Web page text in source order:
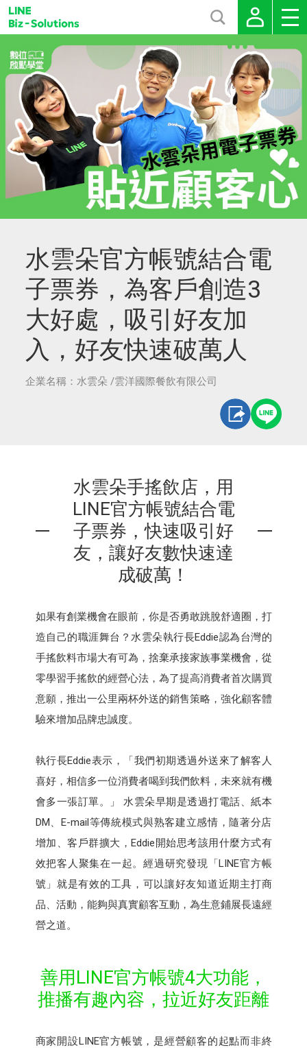
水雲朵官方帳號結合電
子票券，為客戶創造3
大好處，吸引好友加
入，好友快速破萬人
企業名稱：水雲朵 /雲洋國際餐飲有限公司
水雲朵手搖飲店，用
LINE官方帳號結合電
子票券，快速吸引好
友，讓好友數快速達
成破萬！
如果有創業機會在眼前，你是否勇敢跳脫舒適圈，打
造自己的職涯舞台？水雲朵執行長Eddie認為台灣的
手搖飲料市場大有可為，捨棄承接家族事業機會，從
零學習手搖飲的經營心法，為了提高消費者首次購買
意願，推出一公里兩杯外送的銷售策略，強化顧客體
驗來增加品牌忠誠度。
執行長Eddie表示，「我們初期透過外送來了解客人
喜好，相信多一位消費者喝到我們飲料，未來就有機
會多一張訂單。」 水雲朵早期是透過打電話、紙本
DM、E-mail等傳統模式與熟客建立感情，隨著分店
增加、客戶群擴大，Eddie開始思考該用什麼方式有
效把客人聚集在一起。經過研究發現「LINE官方帳
號」就是有效的工具，可以讓好友知道近期主打商
品、活動，能夠與真實顧客互動，為生意鋪展長遠經
營之道。
善用LINE官方帳號4大功能，
推播有趣內容，拉近好友距離
商家開設LINE官方帳號，是經營顧客的起點而非終